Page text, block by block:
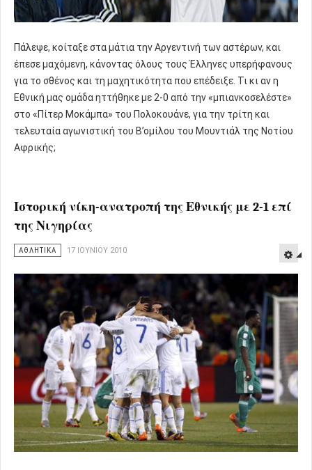
Πάλεψε, κοίταξε στα μάτια την Αργεντινή των αστέρων, και
έπεσε μαχόμενη, κάνοντας όλους τους Έλληνες υπερήφανους
για το σθένος και τη μαχητικότητα που επέδειξε. Τι κι αν η
Εθνική μας ομάδα ηττήθηκε με 2-0 από την «μπιανκοσελέστε»
στο «Πίτερ Μοκάμπα» του Πολοκουάνε, για την τρίτη και
τελευταία αγωνιστική του Β’ομίλου του Μουντιάλ της Νοτίου
Αφρικής;
Ιστορική νίκη-ανατροπή της Εθνικής με 2-1 επί
της Νιγηρίας
ΑΘΛΗΤΙΚΑ 17 ΙΟΥΝΊΟΥ 2010